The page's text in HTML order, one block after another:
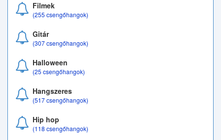
Filmek
(255 csengőhangok)
Gitár
(307 csengőhangok)
Halloween
(25 csengőhangok)
Hangszeres
(517 csengőhangok)
Hip hop
(118 csengőhangok)